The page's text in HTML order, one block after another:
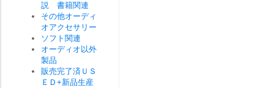
説 書籍関連
その他オーディ
オアクセサリー
ソフト関連
オーディオ以外
製品
販売完了済ＵＳ
ＥＤ+新品生産